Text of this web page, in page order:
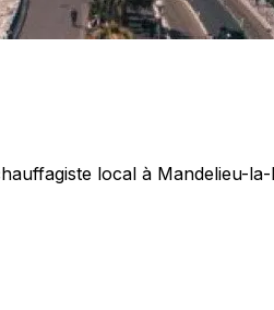
local à Mandelieu-